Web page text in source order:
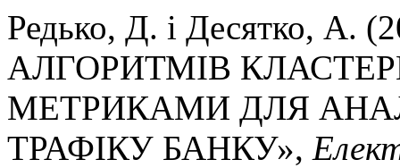
Редько, Д. і Десятко,
АЛГОРИТМІВ
МЕТРИКАМИ ДЛЯ
ТРАФІКУ БАНКУ»,